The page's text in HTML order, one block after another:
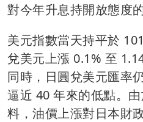
對今年升息持開放態度的
美元指數當天持平於
兌美元上漲 0.1% 至
同時，日圓兌美元匯率
逼近 40 年來的低點。
料，油價上漲對日本財